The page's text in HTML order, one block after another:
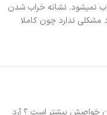
نمیشود. نشانه خراب شدن
مشکلی ندارد چون کاملا
خواصش بیشتر است ؟ آرد